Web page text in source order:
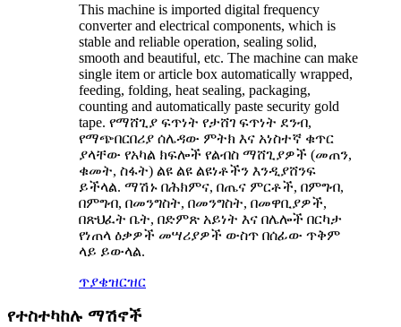
This machine is imported digital frequency
converter and electrical components, which is
stable and reliable operation, sealing solid,
smooth and beautiful, etc. The machine can make
single item or article box automatically wrapped,
feeding, folding, heat sealing, packaging,
counting and automatically paste security gold
tape. የማሸጊያ ፍጥነት የታሸገ ፍጥነት ደንብ,
የማጭበርበሪያ ሰሌዳው ምትክ እና አነስተኛ ቁጥር
ያላቸው የአካል ክፍሎች የልብስ ማሸጊያዎች (መጠን,
ቁመት, ስፋት) ልዩ ልዩ ልዩነቶችን እንዲያሸንፍ
ይችላል. ማሽኑ በሕክምና, በጤና ምርቶች, በምግብ,
በምግብ, በመንግስት, በመንግስት, በመዋቢያዎች,
በጽህፈት ቤት, በድምጽ አይነት እና በሌሎች በርካታ
የነጠላ ዕቃዎች መሣሪያዎች ውስጥ በሰፊው ጥቅም
ላይ ይውላል.
ጥያቄዝርዝር
የተስተካከሉ ማሽኖች